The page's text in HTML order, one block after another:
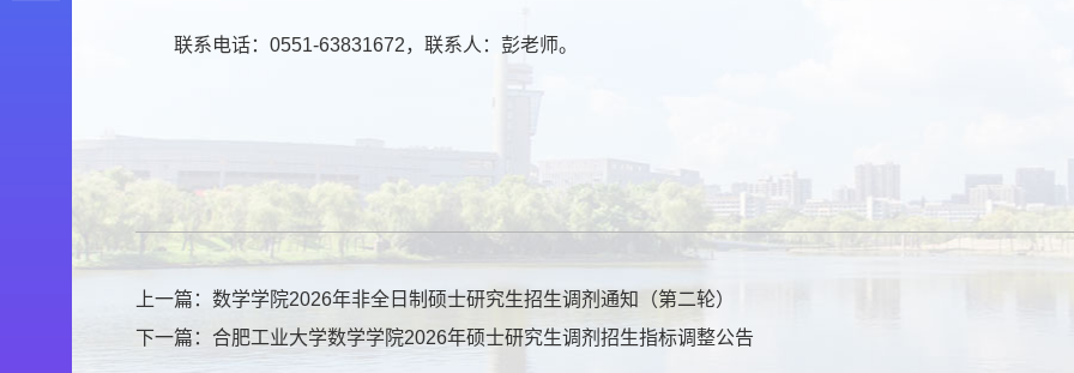
联系电话：0551-63831672，联系人：彭老师。
上一篇： 数学学院2026年非全日制硕士研究生招生调剂通知（第二轮）
下一篇： 合肥工业大学数学学院2026年硕士研究生调剂招生指标调整公告